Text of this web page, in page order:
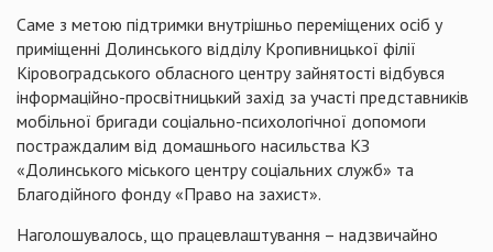
Саме з метою підтримки внутрішньо переміщених осіб у
приміщенні Долинського відділу Кропивницької філії
Кіровоградського обласного центру зайнятості відбувся
інформаційно-просвітницький захід за участі представників
мобільної бригади соціально-психологічної допомоги
постраждалим від домашнього насильства КЗ
«Долинського міського центру соціальних служб» та
Благодійного фонду «Право на захист».
Наголошувалось, що працевлаштування – надзвичайно